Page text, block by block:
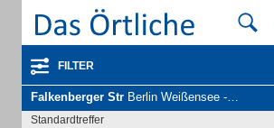
FILTER
Falkenberger Str Berlin Weißensee - Unternehmen und Personen
Standardtreffer